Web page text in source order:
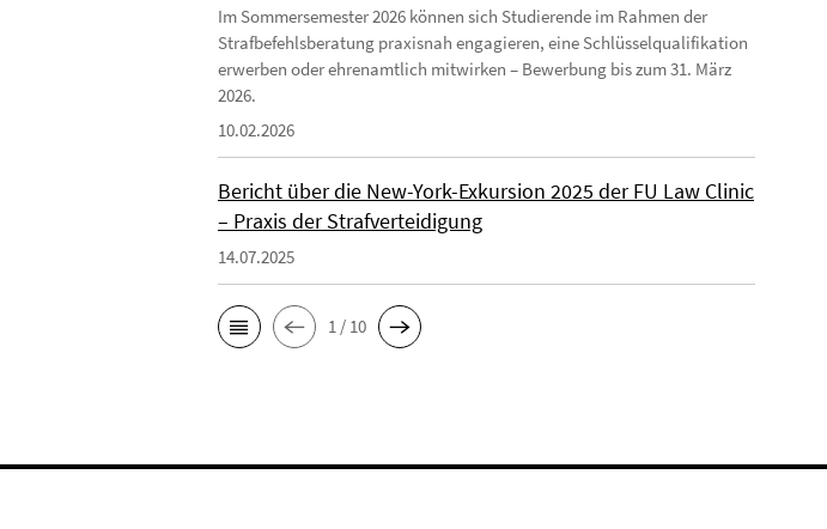
Im Sommersemester 2026 können sich Studierende im Rahmen der
Strafbefehlsberatung praxisnah engagieren, eine Schlüsselqualifikation
erwerben oder ehrenamtlich mitwirken – Bewerbung bis zum 31. März
2026.
10.02.2026
Bericht über die New-York-Exkursion 2025 der FU Law Clinic
– Praxis der Strafverteidigung
14.07.2025
1 / 10